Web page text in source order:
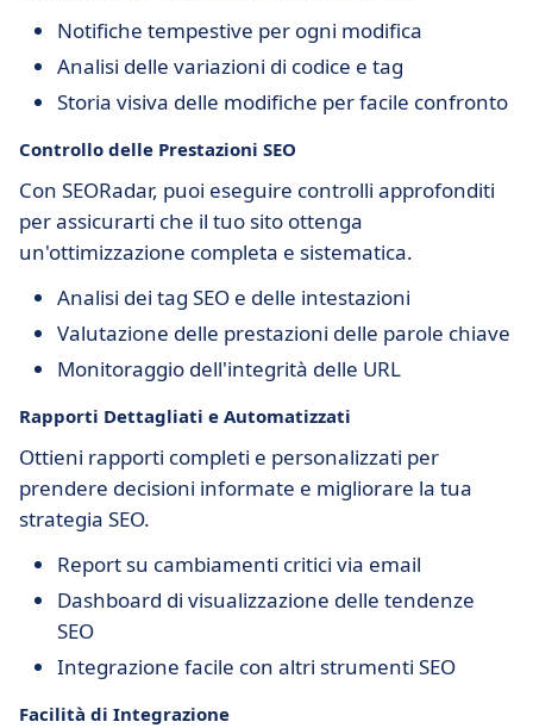
Notifiche tempestive per ogni modifica
Analisi delle variazioni di codice e tag
Storia visiva delle modifiche per facile confronto
Controllo delle Prestazioni SEO
Con SEORadar, puoi eseguire controlli approfonditi
per assicurarti che il tuo sito ottenga
un'ottimizzazione completa e sistematica.
Analisi dei tag SEO e delle intestazioni
Valutazione delle prestazioni delle parole chiave
Monitoraggio dell'integrità delle URL
Rapporti Dettagliati e Automatizzati
Ottieni rapporti completi e personalizzati per
prendere decisioni informate e migliorare la tua
strategia SEO.
Report su cambiamenti critici via email
Dashboard di visualizzazione delle tendenze
SEO
Integrazione facile con altri strumenti SEO
Facilità di Integrazione